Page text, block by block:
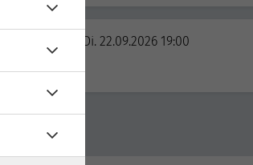
Di. 22.09.2026 19:00